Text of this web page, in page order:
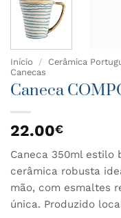
Início / Cerâmica
Canecas
Caneca
22.00€
Caneca 350ml estilo
cerâmica robusta
mão, com esmaltes
única. Produzido